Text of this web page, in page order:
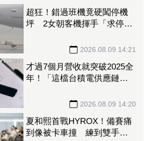
超狂！錯過班機竟硬闖停機
坪 2女朝客機揮手「求停
2026.08.09 14:21
才過7個月營收就突破2025全
年！「這檔台積電供應鏈」
訂單能見度看到明年2026.08.09 14:20
夏和熙首戰HYROX！備賽痛
到像被卡車撞 練到雙手全